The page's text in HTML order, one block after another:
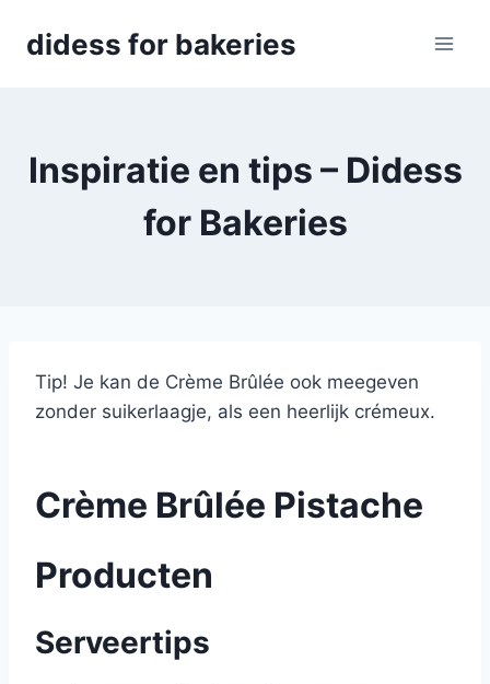
didess for bakeries
Inspiratie en tips – Didess
for Bakeries
Tip! Je kan de Crème Brûlée ook meegeven
zonder suikerlaagje, als een heerlijk crémeux.
Crème Brûlée Pistache
Producten
Serveertips